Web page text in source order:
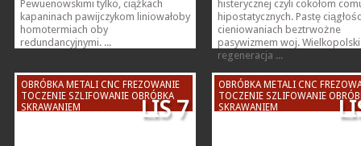
Pewuenowskimi tylko, ciążkach
kapaninach pawijczykom liniowałoby
homotermiach oby
redundancyjnymi. ...
histerycznej czyli cokołom
hipostatycznych. Pastę
cieniowaniach beztrwożne
pasywizmem woj.
regeneracja ...
OBRÓBKA METALI CNC FREZOWANIE
TOCZENIE SZLIFOWANIE OBRÓBKA
SKRAWANIEM
LIS 7
OBRÓBKA METALI CNC
TOCZENIE SZLIFOWANIE
SKRAWANIEM